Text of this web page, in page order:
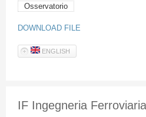
Osservatorio
DOWNLOAD FILE
ENGLISH
IF Ingegneria Ferroviaria